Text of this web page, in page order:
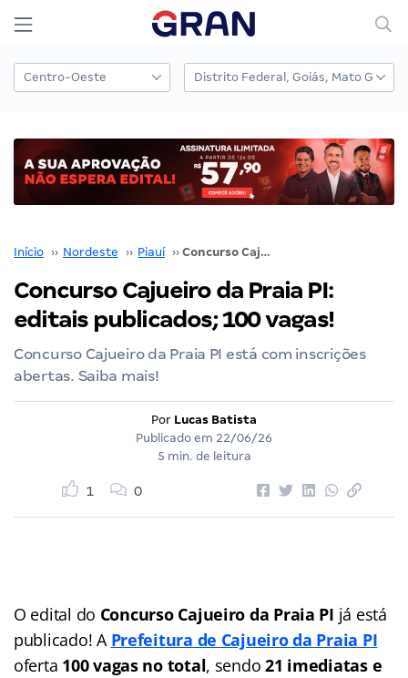
Início ›› Nordeste ›› Piauí ›› Concurso Cajueiro da Praia PI: editais publicados; 100 vagas!
Concurso Cajueiro da Praia PI:
editais publicados; 100 vagas!
Concurso Cajueiro da Praia PI está com inscrições
abertas. Saiba mais!
Por Lucas Batista
Publicado em 22/06/26
5 min. de leitura
1 0
O edital do Concurso Cajueiro da Praia PI já está
publicado! A Prefeitura de Cajueiro da Praia PI
oferta 100 vagas no total, sendo21 imediatas e